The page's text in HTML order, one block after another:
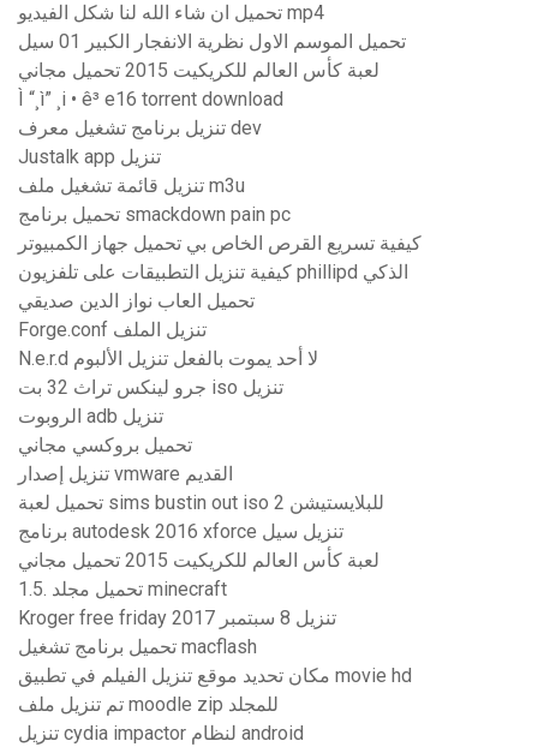
تحميل ان شاء الله لنا شكل الفيديو mp4
تحميل الموسم الاول نظرية الانفجار الكبير 01 سيل
لعبة كأس العالم للكريكيت 2015 تحميل مجاني
Ì “¸ì” ¸i • ê³ e16 torrent download
تنزيل برنامج تشغيل معرف dev
Justalk app تنزيل
تنزيل قائمة تشغيل ملف m3u
تحميل برنامج smackdown pain pc
كيفية تسريع القرص الخاص بي تحميل جهاز الكمبيوتر
كيفية تنزيل التطبيقات على تلفزيون phillipd الذكي
تحميل العاب نواز الدين صديقي
Forge.conf تنزيل الملف
N.e.r.d لا أحد يموت بالفعل تنزيل الألبوم
جرو لينكس تراث 32 بت iso تنزيل
الروبوت adb تنزيل
تحميل بروكسي مجاني
تنزيل إصدار vmware القديم
تحميل لعبة sims bustin out iso للبلايستيشن 2
برنامج autodesk 2016 xforce تنزيل سيل
لعبة كأس العالم للكريكيت 2015 تحميل مجاني
1.5. تحميل مجلد minecraft
Kroger free friday تنزيل 8 سبتمبر 2017
تحميل برنامج تشغيل macflash
مكان تحديد موقع تنزيل الفيلم في تطبيق movie hd
تم تنزيل ملف moodle zip للمجلد
تنزيل cydia impactor لنظام android